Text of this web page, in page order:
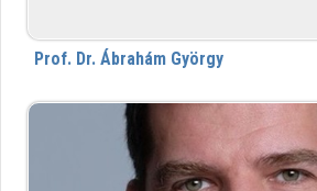
Organizations
Prof. Dr. Ábrahám György